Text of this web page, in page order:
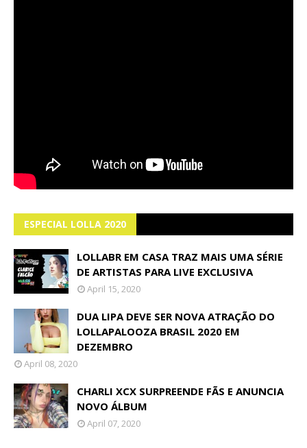
ESPECIAL LOLLA 2020
LOLLABR EM CASA TRAZ MAIS UMA SÉRIE
DE ARTISTAS PARA LIVE EXCLUSIVA
April 15, 2020
DUA LIPA DEVE SER NOVA ATRAÇÃO DO
LOLLAPALOOZA BRASIL 2020 EM
DEZEMBRO
April 08, 2020
CHARLI XCX SURPREENDE FÃS E ANUNCIA
NOVO ÁLBUM
April 07, 2020